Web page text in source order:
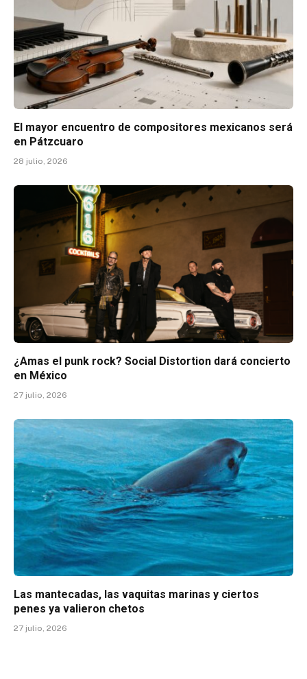
El mayor encuentro de compositores mexicanos será
en Pátzcuaro
28 julio, 2026
¿Amas el punk rock? Social Distortion dará concierto
en México
27 julio, 2026
Las mantecadas, las vaquitas marinas y ciertos
penes ya valieron chetos
27 julio, 2026